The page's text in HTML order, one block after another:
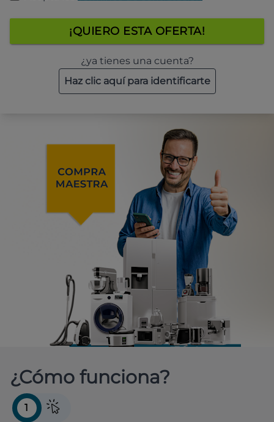
¡QUIERO ESTA OFERTA!
¿ya tienes una cuenta?
Haz clic aquí para identificarte
¿Cómo funciona?
1